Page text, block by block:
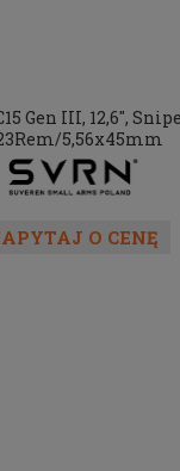
Gen III, 12,6",
5,56x45mm
O CENĘ